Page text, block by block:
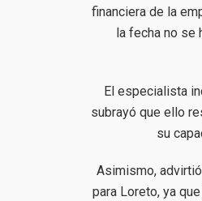
financiera de la
la fecha no se
El especialista
subrayó que ello
su
Asimismo,
para Loreto, ya